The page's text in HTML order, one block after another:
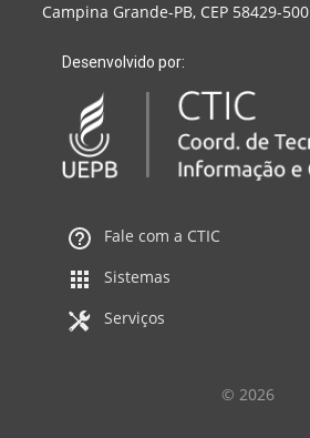
Campina Grande-PB, CEP 58429-500
Desenvolvido por:
Fale com a CTIC
Sistemas
Serviços
© 2026